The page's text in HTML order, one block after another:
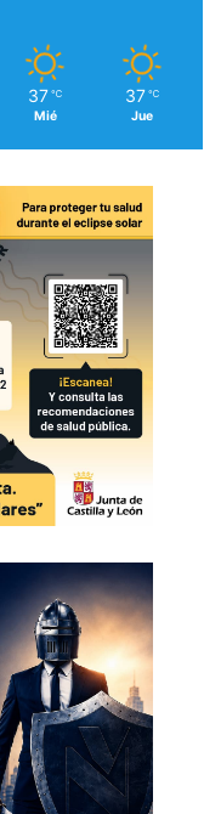
37 ℃
Mié
37 ℃
Jue